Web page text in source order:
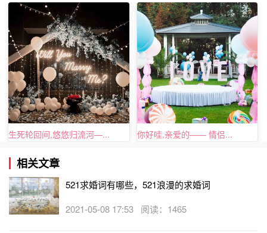
位，忘记自己的爱情，或者有的人，因为事物的改变而让爱
情变得非常的模糊，变了原本的模样，而当你向最爱的她求
婚的时候，拿出那份勇气和信心，“亲爱的，我愿为你放弃
全世界”，也就表明在你的心中她是最重要的一个，这样的
求婚话语 也是值得的鼓励和推荐的。
生死轮回间,悠悠归流河—... 你好哇,亲爱的—— 情侣...
相关文章
521求婚词有哪些，521浪漫的求婚词
2021-05-08 17:53 阅读：1465